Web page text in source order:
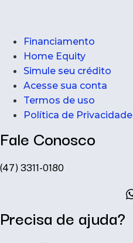
Financiamento
Home Equity
Simule seu crédito
Acesse sua conta
Termos de uso
Política de Privacidade
Fale Conosco
(47) 3311-0180
Precisa de ajuda?